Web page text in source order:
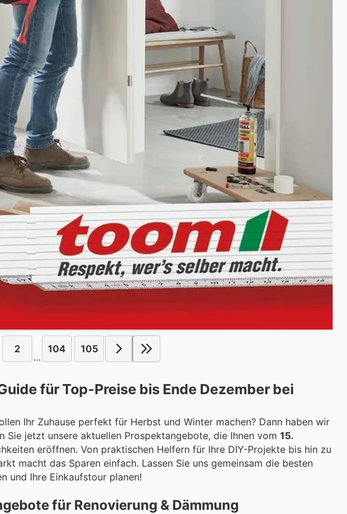
2
...
104 105
für Top-Preise bis Ende Dezember bei
Ihr Zuhause perfekt für Herbst und Winter machen? Dann haben wir
jetzt unsere aktuellen Prospektangebote, die Ihnen vom 15.
eröffnen. Von praktischen Helfern für Ihre DIY-Projekte bis hin zu
macht das Sparen einfach. Lassen Sie uns gemeinsam die besten
und Ihre Einkaufstour planen!
für Renovierung & Dämmung